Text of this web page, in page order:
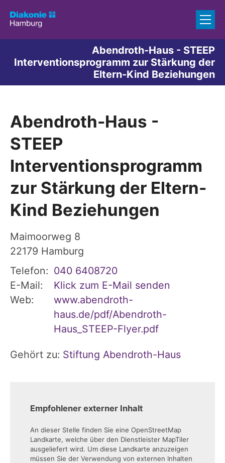
Abendroth-Haus - STEEP
Interventionsprogramm zur Stärkung der
Eltern-Kind Beziehungen
Abendroth-Haus -
STEEP
Interventionsprogramm
zur Stärkung der Eltern-
Kind Beziehungen
Maimoorweg 8
22179 Hamburg
Telefon: 040 6408720
E-Mail:
Klick zum E-Mail senden
Web:
www.abendroth-
haus.de/pdf/Abendroth-
Haus_STEEP-Flyer.pdf
Gehört zu: Stiftung Abendroth-Haus
Empfohlener externer Inhalt
An dieser Stelle finden Sie eine OpenStreetMap
Landkarte, welche über den Dienstleister MapTiler
ausgeliefert wird. Um diese Landkarte anzuzeigen
müssen Sie der Verwendung von externen Inhalten